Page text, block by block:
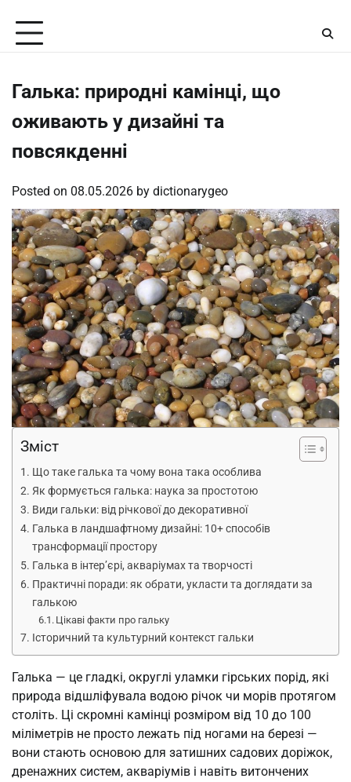
content
Галька: природні камінці, що
оживають у дизайні та
повсякденні
Posted on 08.05.2026 by dictionarygeo
Зміст
Що таке галька та чому вона така особлива
Як формується галька: наука за простотою
Види гальки: від річкової до декоративної
Галька в ландшафтному дизайні: 10+ способів
трансформації простору
Галька в інтер’єрі, акваріумах та творчості
Практичні поради: як обрати, укласти та доглядати за
галькою
Цікаві факти про гальку
Історичний та культурний контекст гальки
Галька — це гладкі, округлі уламки гірських порід, які
природа відшліфувала водою річок чи морів протягом
століть. Ці скромні камінці розміром від 10 до 100
міліметрів не просто лежать під ногами на березі —
вони стають основою для затишних садових доріжок,
дренажних систем, акваріумів і навіть витончених